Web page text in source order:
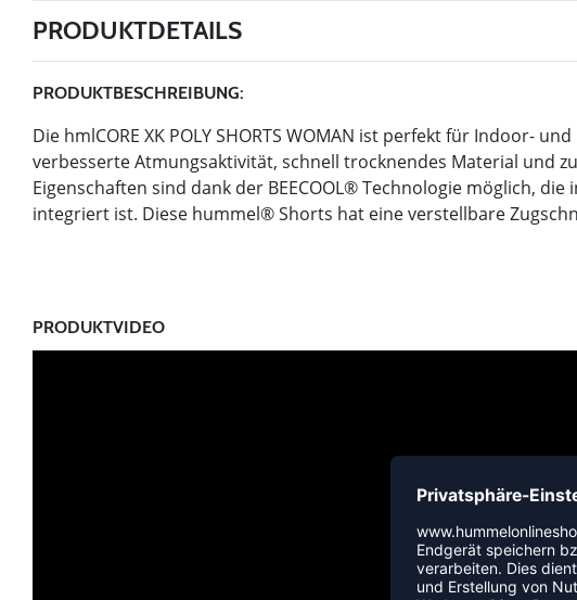
PRODUKTDETAILS
PRODUKTBESCHREIBUNG:
Die hmlCORE XK POLY SHORTS WOMAN ist perfekt für Indoor-
verbesserte Atmungsaktivität, schnell trocknendes Material und
Eigenschaften sind dank der BEECOOL® Technologie möglich,
integriert ist. Diese hummel® Shorts hat eine verstellbare
PRODUKTVIDEO